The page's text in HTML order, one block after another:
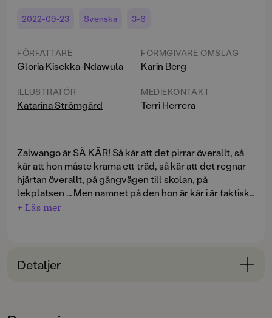
2022-09-23 Svenska 3-6
FÖRFATTARE
Gloria Kisekka-Ndawula
ILLUSTRATÖR
Katarina Strömgård
FORMGIVARE OMSLAG
Karin Berg
MEDIEKONTAKT
Terri Herrera
Zalwango är SÅ KÄR! Så kär att det pirrar överallt, så
kär att hon måste krama ett träd, så kär att det regnar
hjärtan överallt, på gångvägen till skolan, på
lekplatsen ... Men namnet på den hon är kär i är faktiskt
hemligt, så hon kallar den Käris i stället! När de tittar på
vad hon känner?
Bakom de makalösa bilderna står Katarina Strömgård.
+ Läs mer
Detaljer